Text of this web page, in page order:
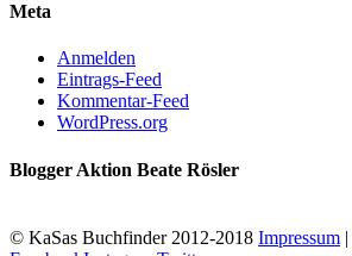
Meta
Anmelden
Eintrags-Feed
Kommentar-Feed
WordPress.org
Blogger Aktion Beate Rösler
© KaSas Buchfinder 2012-2018 Impressum |